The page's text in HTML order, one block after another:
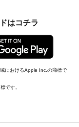
はコチラ
におけるApple Inc.の商標で
です。